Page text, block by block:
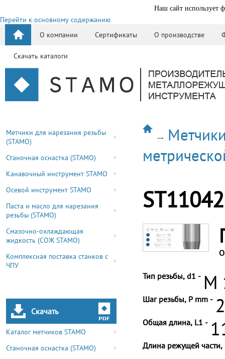
Наш сайт использует
Перейти к основному содержанию
О компании
Сертификаты О производстве
Скачать каталоги
Метчики для нарезания резьбы
(STAMO)
Станочная оснастка (STAMO)
Канавочный инструмент STAMO
Осевой инструмент STAMO
Паста и масло для нарезания
резьбы (STAMO)
Смазочно-охлаждающая
жидкость (СОЖ STAMO)
Комплексная поставка станков с
ЧПУ
Скачать
Каталог метчиков STAMO
Станочная оснастка (STAMO)
Тип резьбы, d1 - M
Шаг резьбы, P mm -
Общая длина, L1 -
Длина режущей части,